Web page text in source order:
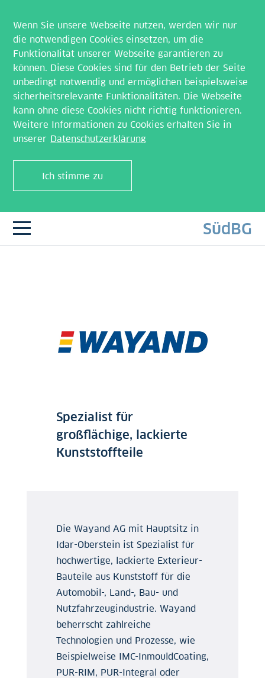
Wenn Sie unsere Webseite nutzen, werden wir nur
die notwendigen Cookies einsetzen, um die
Funktionalität unserer Webseite garantieren zu
können. Diese Cookies sind für den Betrieb der Seite
unbedingt notwendig und ermöglichen beispielsweise
sicherheitsrelevante Funktionalitäten. Die Webseite
kann ohne diese Cookies nicht richtig funktionieren.
Weitere Informationen zu Cookies erhalten Sie in
unserer Datenschutzerklärung
Ich stimme zu
SüdBG
Navigation
Spezialist für
großflächige, lackierte
Kunststoffteile
Die Wayand AG mit Hauptsitz in
Idar-Oberstein ist Spezialist für
hochwertige, lackierte Exterieur-
Bauteile aus Kunststoff für die
Automobil-, Land-, Bau- und
Nutzfahrzeugindustrie. Wayand
beherrscht zahlreiche
Technologien und Prozesse, wie
Beispielweise IMC-InmouldCoating,
PUR-RIM, PUR-Integral oder